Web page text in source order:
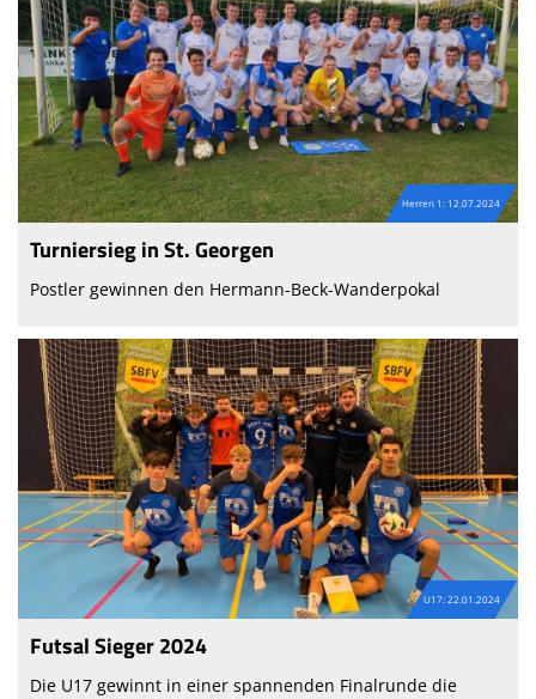
Herren 1: 12.07.2024
Turniersieg in St. Georgen
Postler gewinnen den Hermann-Beck-Wanderpokal
U17: 22.01.2024
Futsal Sieger 2024
Die U17 gewinnt in einer spannenden Finalrunde die